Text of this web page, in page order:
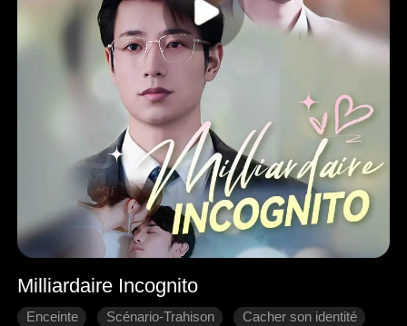
Milliardaire Incognito
Enceinte Scénario-Trahison
Cacher son identité